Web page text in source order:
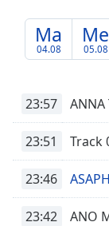
Current
0:00
0.00%
Stream
TypeLIVE
live,
behind
LIVE
Ma
04.08
Me
05.08
23:57 ANNA
23:51 Track
23:46
23:42 ANO